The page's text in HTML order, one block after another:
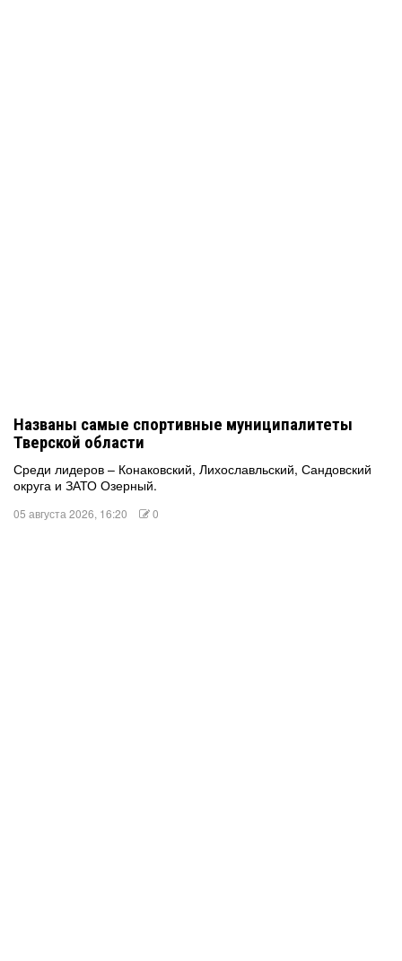
Названы самые спортивные муниципалитеты
Тверской области
Среди лидеров – Конаковский, Лихославльский, Сандовский
округа и ЗАТО Озерный.
05 августа 2026, 16:20 0